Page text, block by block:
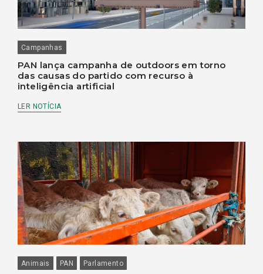
Campanhas
PAN lança campanha de outdoors em torno
das causas do partido com recurso à
inteligência artificial
LER NOTÍCIA
Animais PAN Parlamento